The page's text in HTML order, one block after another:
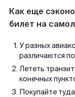
Как еще
билет на
У разных
различаются
Лететь
конечных
Покупайте